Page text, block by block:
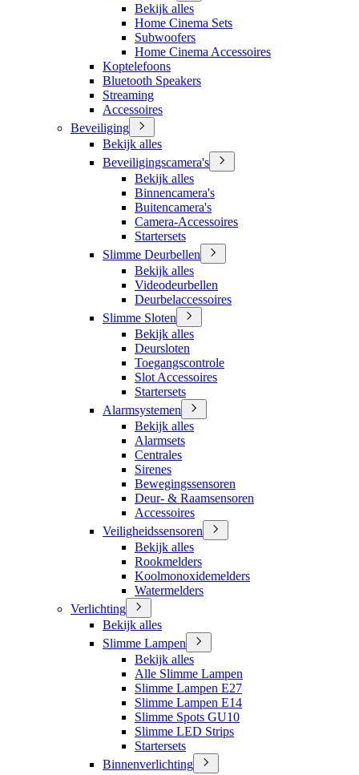
Bekijk alles
Home Cinema Sets
Subwoofers
Home Cinema Accessoires
Koptelefoons
Bluetooth Speakers
Streaming
Accessoires
Beveiliging
Bekijk alles
Beveiligingscamera's
Bekijk alles
Binnencamera's
Buitencamera's
Camera-Accessoires
Startersets
Slimme Deurbellen
Bekijk alles
Videodeurbellen
Deurbelaccessoires
Slimme Sloten
Bekijk alles
Deursloten
Toegangscontrole
Slot Accessoires
Startersets
Alarmsystemen
Bekijk alles
Alarmsets
Centrales
Sirenes
Bewegingssensoren
Deur- & Raamsensoren
Accessoires
Veiligheidssensoren
Bekijk alles
Rookmelders
Koolmonoxidemelders
Watermelders
Verlichting
Bekijk alles
Slimme Lampen
Bekijk alles
Alle Slimme Lampen
Slimme Lampen E27
Slimme Lampen E14
Slimme Spots GU10
Slimme LED Strips
Startersets
Binnenverlichting